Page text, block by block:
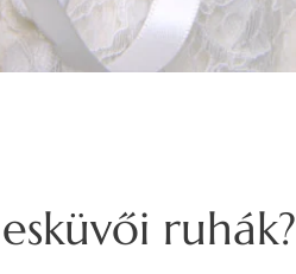
ruhák?